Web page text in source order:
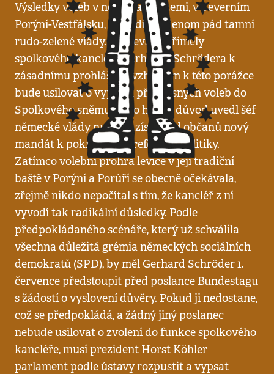
Výsledky voleb v nejlidnatější zemi, v Severním
Porýní-Vestfálsku, přivodily nejenom pád tamní
rudo-zelené vlády. Především přiměly
spolkového kancléře Gerharda Schrödera k
zásadnímu prohlášení: vzhledem k této porážce
bude usilovat o vypsání předčasných voleb do
Spolkového sněmu. Jako hlavní důvod uvedl šéf
německé vlády nutnost získat od občanů nový
mandát k pokračování reformní politiky.
Zatímco volební prohra levice v její tradiční
baště v Porýní a Porúří se obecně očekávala,
zřejmě nikdo nepočítal s tím, že kancléř z ní
vyvodí tak radikální důsledky. Podle
předpokládaného scénáře, který už schválila
všechna důležitá grémia německých sociálních
demokratů (SPD), by měl Gerhard Schröder 1.
července předstoupit před poslance Bundestagu
s žádostí o vyslovení důvěry. Pokud ji nedostane,
což se předpokládá, a žádný jiný poslanec
nebude usilovat o zvolení do funkce spolkového
kancléře, musí prezident Horst Köhler
parlament podle ústavy rozpustit a vypsat